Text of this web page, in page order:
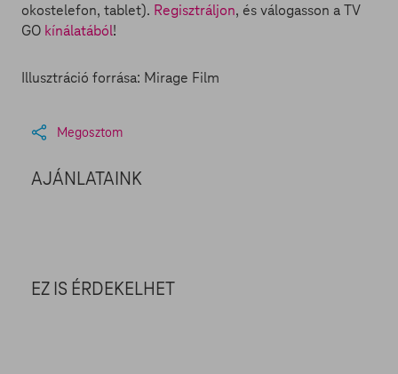
okostelefon, tablet). Regisztráljon, és válogasson a TV
GO kínálatából!
Illusztráció forrása: Mirage Film
Megosztom
AJÁNLATAINK
EZ IS ÉRDEKELHET